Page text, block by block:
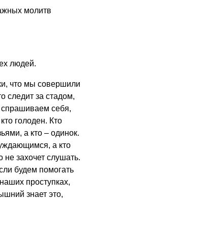
молитв
людей.
что мы совершили
следит за стадом,
себя,
голоден. Кто
а кто – одинок.
а кто
не захочет слушать.
будем помогать
проступках,
знает это,